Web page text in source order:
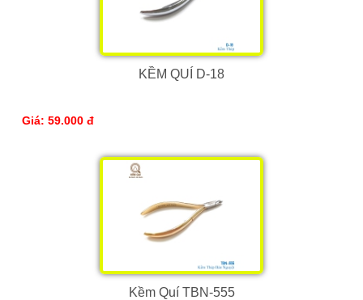
KỀM QUÍ D-18
Giá: 59.000 đ
Kềm Quí TBN-555